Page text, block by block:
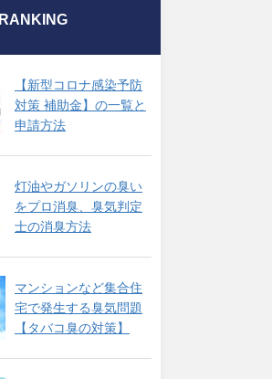
RANKING
【新型コロナ感染予防
対策 補助金】の一覧と
申請方法
灯油やガソリンの臭い
をプロ消臭、臭気判定
士の消臭方法
マンションなど集合住
宅で発生する臭気問題
【タバコ臭の対策】